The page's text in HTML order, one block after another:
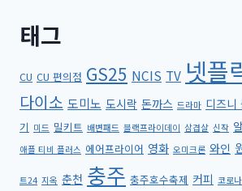
태그
CU CU 편의점 GS25 NCIS TV 넷플
다이소 도미노 도시락 돈까스 드라마 디즈니
기 미드 밀키트 배변패드 블랙프라이데이 삼겹살 신작
애플 티비 플러스 에어프라이어 영화 오미크론 와인
트24 지옥 춘천 충주 충주호수축제 커피 코로나